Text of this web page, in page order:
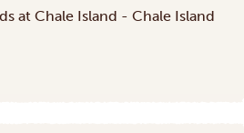
at Chale Island - Chale Island